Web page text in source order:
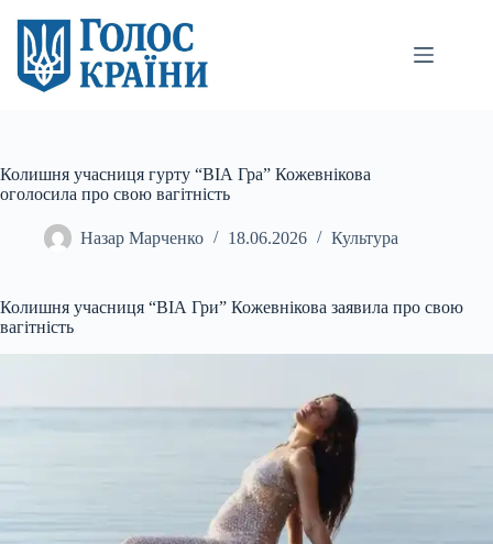
вмісту
Колишня учасниця гурту “ВІА Гра” Кожевнікова
оголосила про свою вагітність
Назар Марченко 18.06.2026 Культура
Колишня учасниця “ВІА Гри” Кожевнікова заявила про свою
вагітність